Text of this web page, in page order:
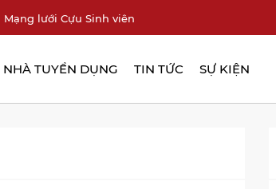
Mạng lưới Cựu Sinh viên
NHÀ TUYỂN DỤNG TIN TỨC SỰ KIỆN